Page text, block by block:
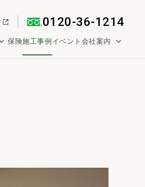
0120-36-1214
保険施工事例イベント 会社案内